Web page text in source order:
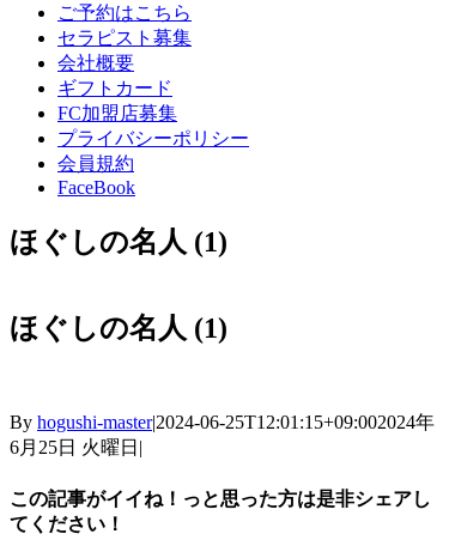
ご予約はこちら
セラピスト募集
会社概要
ギフトカード
FC加盟店募集
プライバシーポリシー
会員規約
FaceBook
ほぐしの名人 (1)
ほぐしの名人 (1)
By hogushi-master|2024-06-25T12:01:15+09:002024年
6月25日 火曜日 |
この記事がイイね！っと思った方は是非シェアし
てください！